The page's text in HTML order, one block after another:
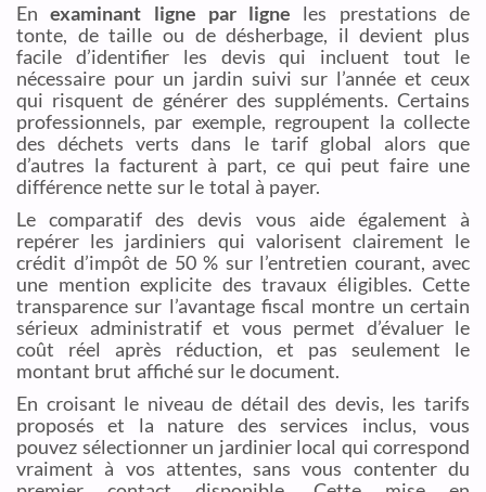
Enexaminant ligne par ligne les prestations de
tonte, de taille ou de désherbage, il devient plus
facile d’identifier les devis qui incluent tout le
nécessaire pour un jardin suivi sur l’année et ceux
qui risquent de générer des suppléments. Certains
professionnels, par exemple, regroupent la collecte
des déchets verts dans le tarif global alors que
d’autres la facturent à part, ce qui peut faire une
différence nette sur le total à payer.
Le comparatif des devis vous aide également à
repérer les jardiniers qui valorisent clairement le
crédit d’impôt de 50 % sur l’entretien courant, avec
une mention explicite des travaux éligibles. Cette
transparence sur l’avantage fiscal montre un certain
sérieux administratif et vous permet d’évaluer le
coût réel après réduction, et pas seulement le
montant brut affiché sur le document.
En croisant le niveau de détail des devis, les tarifs
proposés et la nature des services inclus, vous
pouvez sélectionner un jardinier local qui correspond
vraiment à vos attentes, sans vous contenter du